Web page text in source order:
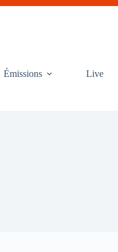
Émissions Live